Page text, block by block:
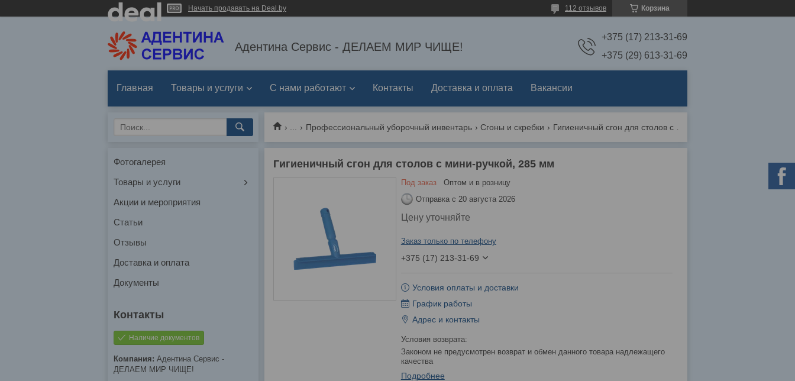
Начать продавать на Deal.by Корзина
112 отзывов
Адентина Сервис - ДЕЛАЕМ МИР ЧИЩЕ!
+375 (17) 213-31-69
+375 (29) 613-31-69
Главная Товары и услуги С нами работают Контакты Доставка и оплата Вакансии
Профессиональный уборочный инвентарь Сгоны и скребки
Гигиеничный сгон для столов с мини-ручкой, 285 мм
Под заказ
Оптом и в розницу
Отправка с 20 августа 2026
Цену уточняйте
Заказ только по телефону
+375 (17) 213-31-69
Условия оплаты и доставки
График работы
Адрес и контакты
Законом не предусмотрен возврат и обмен данного товара надлежащего
качества
Подробнее
Фотогалерея
Товары и услуги
Акции и мероприятия
Статьи
Отзывы
Доставка и оплата
Документы
Наличие документов
Адентина Сервис -
ДЕЛАЕМ МИР ЧИЩЕ!